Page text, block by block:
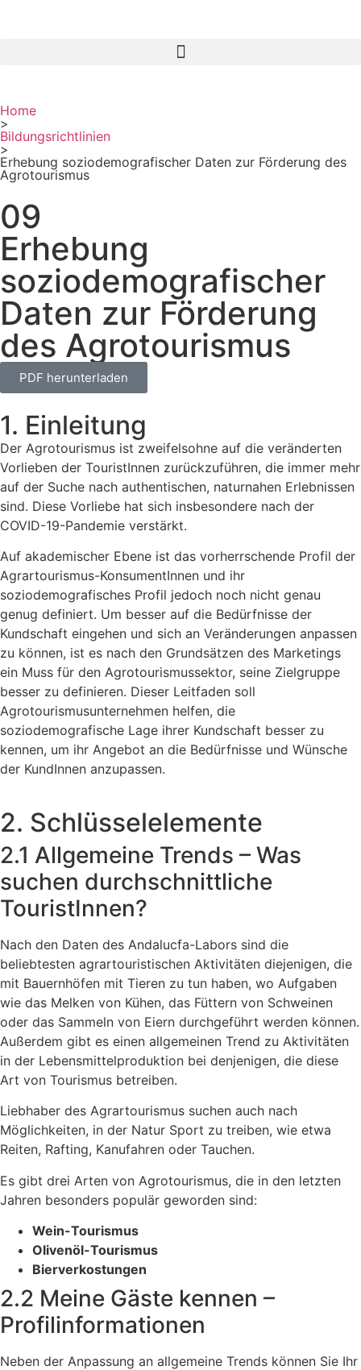
Home
>
Bildungsrichtlinien
>
Erhebung soziodemografischer Daten zur Förderung des
Agrotourismus
09
Erhebung
soziodemografischer
Daten zur Förderung
des Agrotourismus
PDF herunterladen
1. Einleitung
Der Agrotourismus ist zweifelsohne auf die veränderten
Vorlieben der TouristInnen zurückzuführen, die immer mehr
auf der Suche nach authentischen, naturnahen Erlebnissen
sind. Diese Vorliebe hat sich insbesondere nach der
COVID-19-Pandemie verstärkt.
Auf akademischer Ebene ist das vorherrschende Profil der
Agrartourismus-KonsumentInnen und ihr
soziodemografisches Profil jedoch noch nicht genau
genug definiert. Um besser auf die Bedürfnisse der
Kundschaft eingehen und sich an Veränderungen anpassen
zu können, ist es nach den Grundsätzen des Marketings
ein Muss für den Agrotourismussektor, seine Zielgruppe
besser zu definieren. Dieser Leitfaden soll
Agrotourismusunternehmen helfen, die
soziodemografische Lage ihrer Kundschaft besser zu
kennen, um ihr Angebot an die Bedürfnisse und Wünsche
der KundInnen anzupassen.
2. Schlüsselelemente
2.1 Allgemeine Trends – Was
suchen durchschnittliche
TouristInnen?
Nach den Daten des Andalucfa-Labors sind die
beliebtesten agrartouristischen Aktivitäten diejenigen, die
mit Bauernhöfen mit Tieren zu tun haben, wo Aufgaben
wie das Melken von Kühen, das Füttern von Schweinen
oder das Sammeln von Eiern durchgeführt werden können.
Außerdem gibt es einen allgemeinen Trend zu Aktivitäten
in der Lebensmittelproduktion bei denjenigen, die diese
Art von Tourismus betreiben.
Liebhaber des Agrartourismus suchen auch nach
Möglichkeiten, in der Natur Sport zu treiben, wie etwa
Reiten, Rafting, Kanufahren oder Tauchen.
Es gibt drei Arten von Agrotourismus, die in den letzten
Jahren besonders populär geworden sind:
Wein-Tourismus
Olivenöl-Tourismus
Bierverkostungen
2.2 Meine Gäste kennen –
Profilinformationen
Neben der Anpassung an allgemeine Trends können Sie Ihr